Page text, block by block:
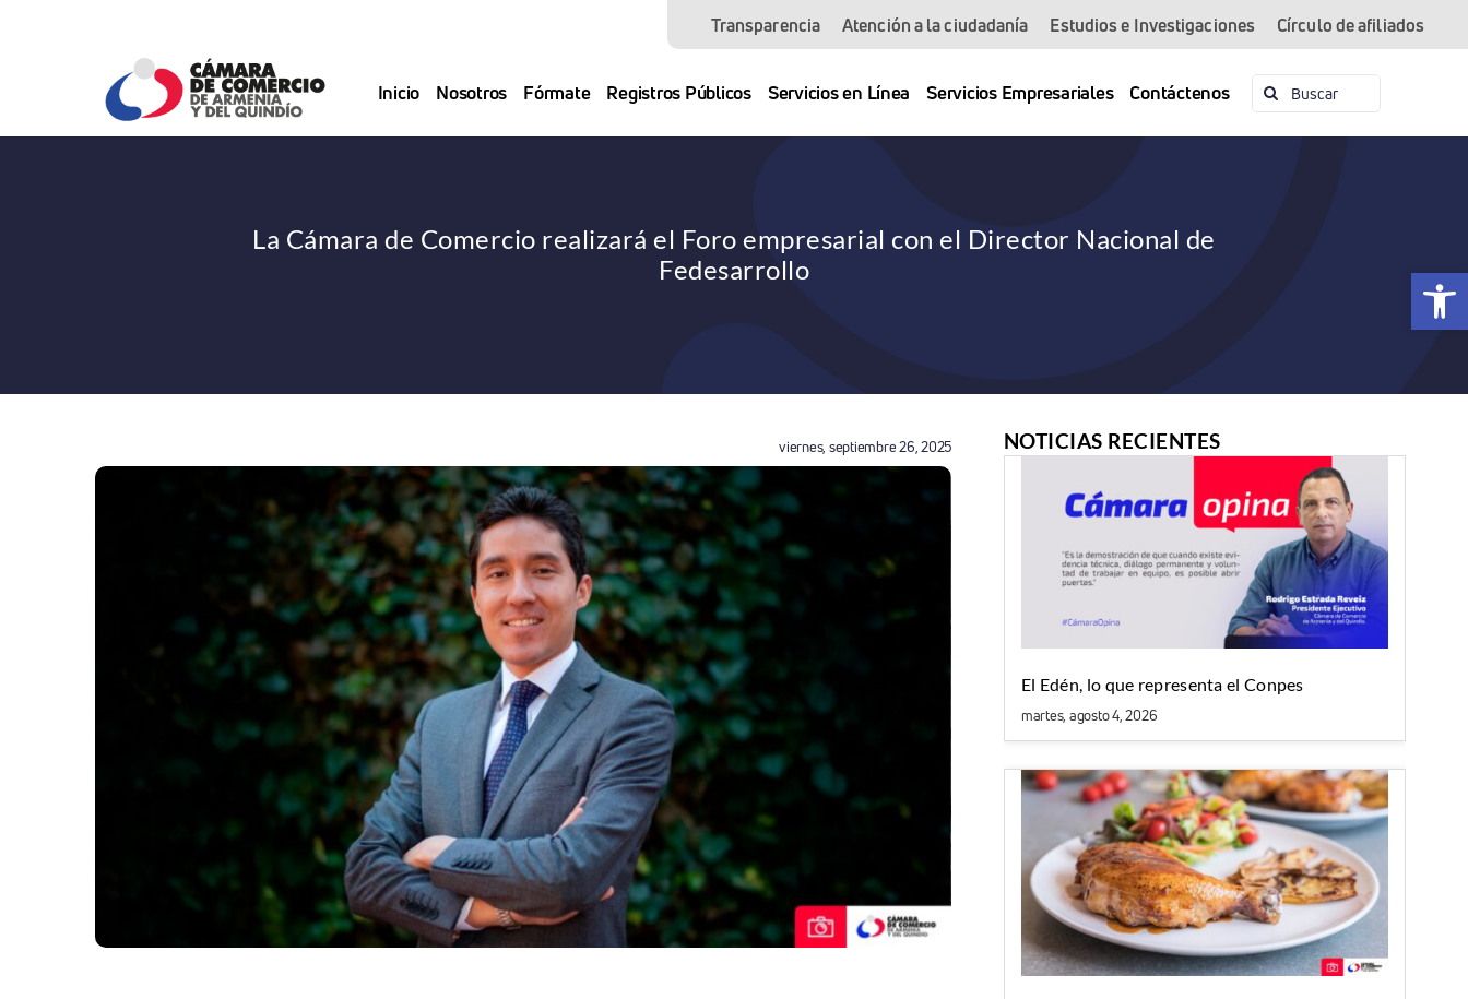
Abrir
Transparencia Atención a la ciudadanía Estudios e Investigaciones Círculo de afiliados
Inicio Nosotros Fórmate Registros Públicos Servicios en Línea Servicios Empresariales Contáctenos Buscar:
La Cámara de Comercio realizará el Foro empresarial con el Director Nacional de
Fedesarrollo
viernes, septiembre 26, 2025 NOTICIAS RECIENTES
El Edén, lo que representa el Conpes
martes, agosto 4, 2026